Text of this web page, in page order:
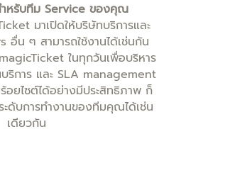
ำหรับทีม Service ของคุณ
มาเปิดให้บริษัทบริการและ
น ๆ สามารถใช้งานได้เช่นกัน
ในทุกวันเพื่อบริหาร
ริการ และ SLA management
อยไซต์ได้อย่างมีประสิทธิภาพ ก็
ดับการทำงานของทีมคุณได้เช่น
เดียวกัน